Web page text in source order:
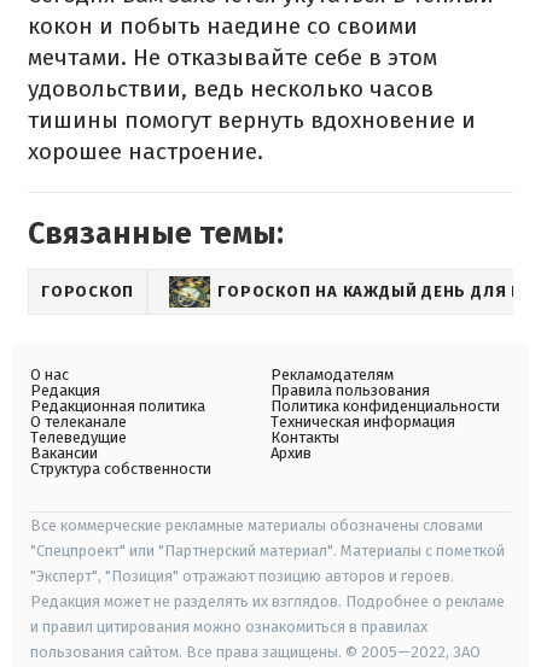
кокон и побыть наедине со своими
мечтами. Не отказывайте себе в этом
удовольствии, ведь несколько часов
тишины помогут вернуть вдохновение и
хорошее настроение.
Связанные темы:
ГОРОСКОП ГОРОСКОП НА КАЖДЫЙ ДЕНЬ ДЛЯ
О нас
Редакция
Редакционная политика
О телеканале
Телеведущие
Вакансии
Структура собственности
Рекламодателям
Правила пользования
Политика конфиденциальности
Техническая информация
Контакты
Архив
Все коммерческие рекламные материалы обозначены словами
"Спецпроект" или "Партнерский материал". Материалы с пометкой
"Эксперт", "Позиция" отражают позицию авторов и героев.
Редакция может не разделять их взглядов. Подробнее о рекламе
и правил цитирования можно ознакомиться в правилах
пользования сайтом. Все права защищены. © 2005—2022, ЗАО